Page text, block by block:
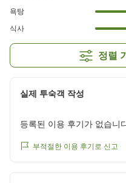
욕탕
식사
정렬
실제 투숙객 작성
등록된 이용 후기가 없습니
부적절한 이용 후기로 신고